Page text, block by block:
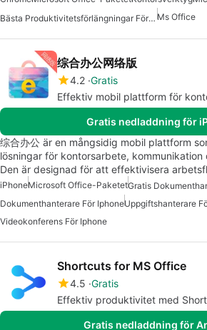
Bästa Produktivitetsförlängningar För Chrome Ms Office
综合办公网络版
4.2 Gratis
Effektiv mobil plattform för
Gratis nedladdning för
综合办公 är en mångsidig mobil plattform
lösningar för kontorsarbete, kommunikation
Den är designad för att effektivisera
iPhoneMicrosoft Office-PaketetGratis
Dokumenthanterare För IphoneUppgiftshanterare
Videokonferens För Iphone
Shortcuts for MS Office
4.5 Gratis
Effektiv produktivitet med
Gratis nedladdning för